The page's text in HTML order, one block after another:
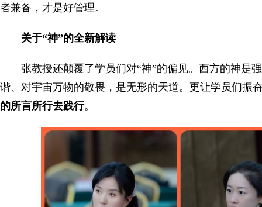
者兼备，才是好管理。
关于“神”的全新解读
张教授还颠覆了学员们对“神”的偏见。西方的神是
谐、对宇宙万物的敬畏，是无形的天道。更让学员们振
的所言所行去践行。